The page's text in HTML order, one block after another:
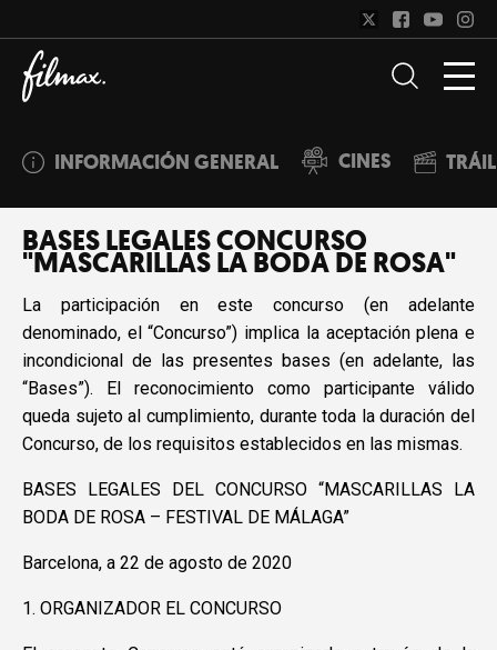
INFORMACIÓN GENERAL CINES
BASES LEGALES CONCURSO
"MASCARILLAS LA BODA DE ROSA"
La participación en este concurso (en adelante
denominado, el “Concurso”) implica la aceptación plena e
incondicional de las presentes bases (en adelante, las
“Bases”). El reconocimiento como participante válido
queda sujeto al cumplimiento, durante toda la duración del
Concurso, de los requisitos establecidos en las mismas.
BASES LEGALES DEL CONCURSO “MASCARILLAS LA
BODA DE ROSA – FESTIVAL DE MÁLAGA”
Barcelona, a 22 de agosto de 2020
1. ORGANIZADOR EL CONCURSO